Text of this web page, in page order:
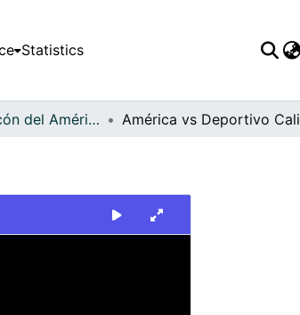
Statistics
FFDO - Rincón del América - Patrimonial América vs Deportivo Cali